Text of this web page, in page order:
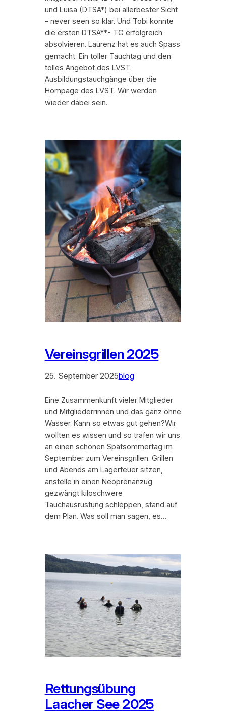
und Luisa (DTSA*) bei allerbester Sicht
– never seen so klar. Und Tobi konnte
die ersten DTSA**- TG erfolgreich
absolvieren. Laurenz hat es auch Spass
gemacht. Ein toller Tauchtag und den
tolles Angebot des LVST.
Ausbildungstauchgänge über die
Hompage des LVST. Wir werden
wieder dabei sein.
Vereinsgrillen 2025
25. September 2025blog
Eine Zusammenkunft vieler Mitglieder
und Mitgliederrinnen und das ganz ohne
Wasser. Kann so etwas gut gehen?Wir
wollten es wissen und so trafen wir uns
an einen schönen Spätsommertag im
September zum Vereinsgrillen. Grillen
und Abends am Lagerfeuer sitzen,
anstelle in einen Neoprenanzug
gezwängt kiloschwere
Tauchausrüstung schleppen, stand auf
dem Plan. Was soll man sagen, es…
Rettungsübung
Laacher See 2025